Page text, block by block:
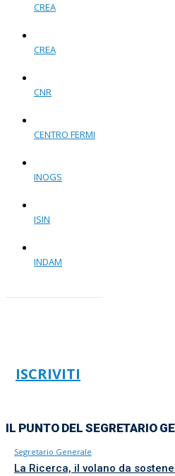
CREA
CREA
CNR
CENTRO FERMI
INOGS
ISIN
INDAM
ISCRIVITI
IL PUNTO DEL SEGRETARIO
Segretario Generale
La Ricerca, il volano da